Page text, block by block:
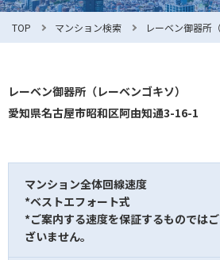
お知らせ
利用規約
お問合せ
TOP マンション検索 レーベン御器所
レーベン御器所（レーベンゴキソ）
愛知県名古屋市昭和区阿由知通3-16-1
マンション全体回線速度
*ベストエフォート式
*ご案内する速度を保証するものではご
ざいません。